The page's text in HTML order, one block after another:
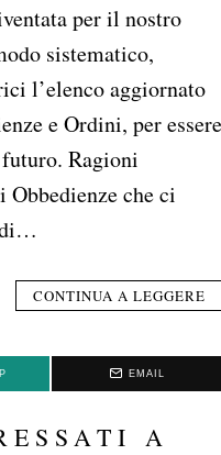
per il nostro
sistematico,
l’elenco aggiornato
e Ordini, per essere
Ragioni
che ci
di…
CONTINUA A LEGGERE
EMAIL
A